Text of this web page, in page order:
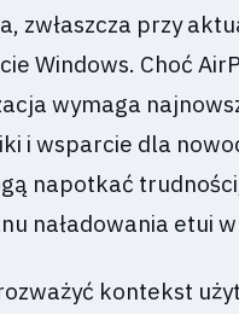
zwłaszcza przy
Windows. Choć
wymaga
i wsparcie dla
napotkać
naładowania etui
kontekst